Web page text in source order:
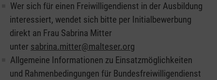
Wer sich für einen Freiwilligendienst in der Ausbildung
interessiert, wendet sich bitte per Initialbewerbung
direkt an Frau Sabrina Mitter
unter sabrina.mitter@malteser.org
Allgemeine Informationen zu Einsatzmöglichkeiten
und Rahmenbedingungen für Bundesfreiwilligendienst